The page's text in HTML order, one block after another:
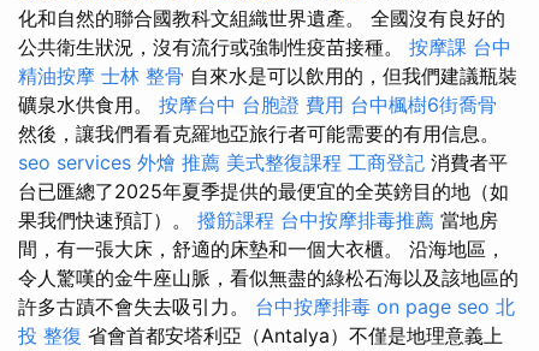
化和自然的聯合國教科文組織世界遺產。 全國沒有良好的
公共衛生狀況，沒有流行或強制性疫苗接種。 按摩課 台中
精油按摩 士林 整骨 自來水是可以飲用的，但我們建議瓶裝
礦泉水供食用。 按摩台中 台胞證 費用 台中楓樹6街喬骨
然後，讓我們看看克羅地亞旅行者可能需要的有用信息。
seo services 外燴 推薦 美式整復課程 工商登記 消費者平
台已匯總了2025年夏季提供的最便宜的全英鎊目的地（如
果我們快速預訂）。 撥筋課程 台中按摩排毒推薦 當地房
間，有一張大床，舒適的床墊和一個大衣櫃。 沿海地區，
令人驚嘆的金牛座山脈，看似無盡的綠松石海以及該地區的
許多古蹟不會失去吸引力。 台中按摩排毒 on page seo 北
投 整復 省會首都安塔利亞（Antalya）不僅是地理意義上